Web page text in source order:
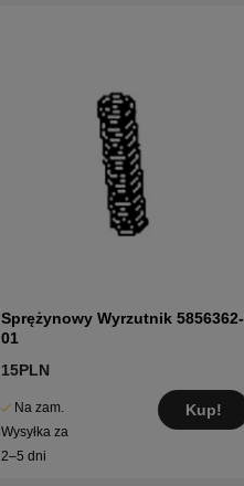
Sprężynowy Wyrzutnik 5856362-
01
15PLN
Na zam.
Wysyłka za
2–5 dni
Kup!